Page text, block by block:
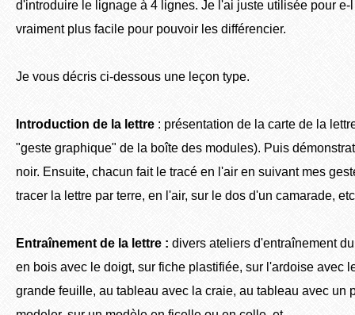
d'introduire le lignage à 4 lignes. Je l'ai juste utilisée pour e-
vraiment plus facile pour pouvoir les différencier.
Je vous décris ci-dessous une leçon type.
Introduction de la lettre : présentation de la carte de la
"geste graphique" de la boîte des modules). Puis
noir. Ensuite, chacun fait le tracé en l'air en suivant mes
tracer la lettre par terre, en l'air, sur le dos d'un camarade,
Entraînement de la lettre : divers ateliers d'entraînement
en bois avec le doigt, sur fiche plastifiée, sur l'ardoise avec
grande feuille, au tableau avec la craie, au tableau avec un